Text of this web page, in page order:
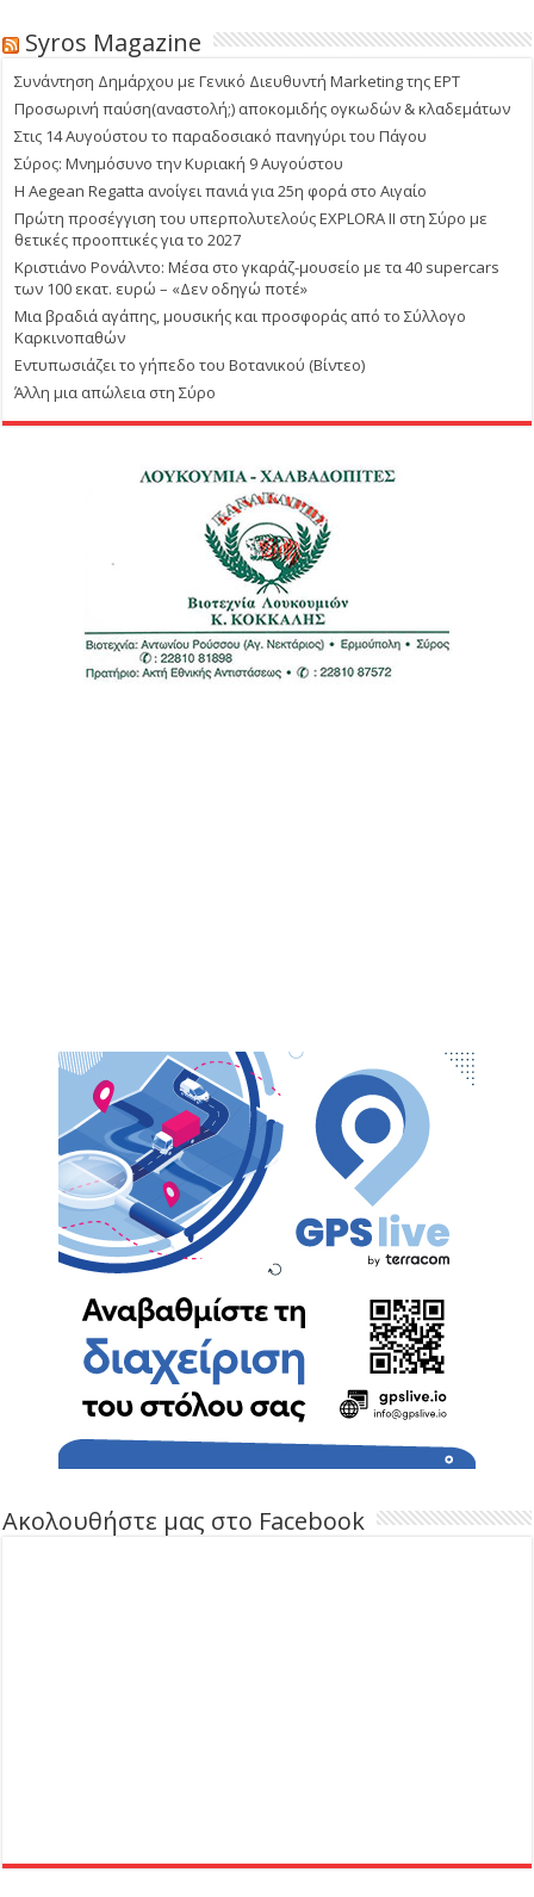
Syros Magazine
Συνάντηση Δημάρχου με Γενικό Διευθυντή Marketing της ΕΡΤ
Προσωρινή παύση(αναστολή;) αποκομιδής ογκωδών & κλαδεμάτων
Στις 14 Αυγούστου το παραδοσιακό πανηγύρι του Πάγου
Σύρος: Μνημόσυνο την Κυριακή 9 Αυγούστου
Η Aegean Regatta ανοίγει πανιά για 25η φορά στο Αιγαίο
Πρώτη προσέγγιση του υπερπολυτελούς EXPLORA II στη Σύρο με
θετικές προοπτικές για το 2027
Κριστιάνο Ρονάλντο: Μέσα στο γκαράζ-μουσείο με τα 40 supercars
των 100 εκατ. ευρώ – «Δεν οδηγώ ποτέ»
Μια βραδιά αγάπης, μουσικής και προσφοράς από το Σύλλογο
Καρκινοπαθών
Εντυπωσιάζει το γήπεδο του Βοτανικού (Βίντεο)
Άλλη μια απώλεια στη Σύρο
Ακολουθήστε μας στο Facebook